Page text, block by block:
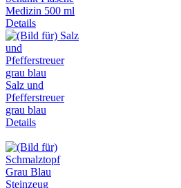
Medizin 500 ml
Details
Salz und
Pfefferstreuer
grau blau
Details